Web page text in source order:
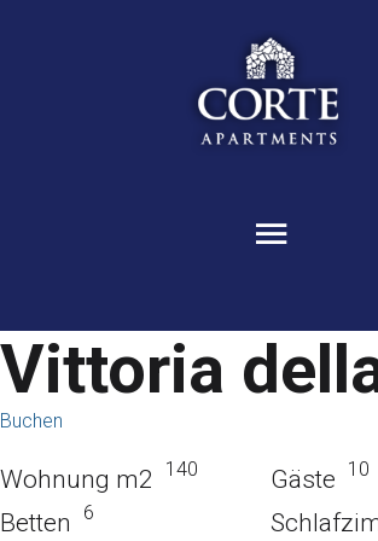
Vittoria
Buchen
Wohnung m2 140 Gäste 10
Betten 6